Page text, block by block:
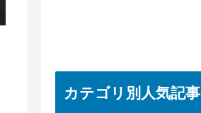
カテゴリ別人気記事